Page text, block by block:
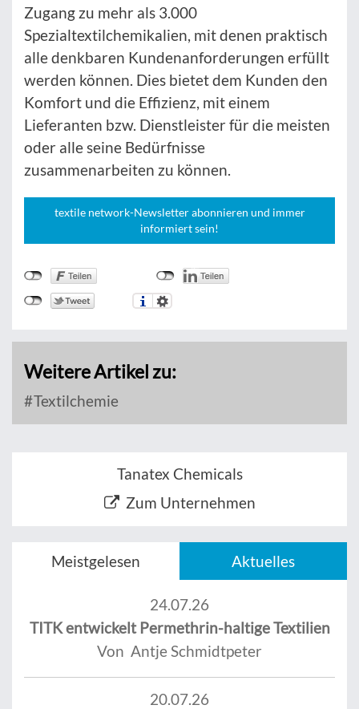
Zugang zu mehr als 3.000
Spezialtextilchemikalien, mit denen praktisch
alle denkbaren Kundenanforderungen erfüllt
werden können. Dies bietet dem Kunden den
Komfort und die Effizienz, mit einem
Lieferanten bzw. Dienstleister für die meisten
oder alle seine Bedürfnisse
zusammenarbeiten zu können.
textile network-Newsletter abonnieren und immer
informiert sein!
Weitere Artikel zu:
Textilchemie
Tanatex Chemicals
Zum Unternehmen
Meistgelesen Aktuelles
24.07.26
TITK entwickelt Permethrin-haltige Textilien
Von Antje Schmidtpeter
20.07.26